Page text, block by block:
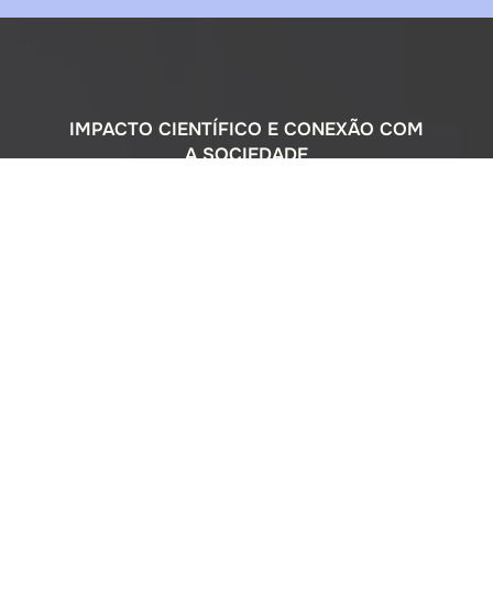
IMPACTO CIENTÍFICO E CONEXÃO COM
A SOCIEDADE